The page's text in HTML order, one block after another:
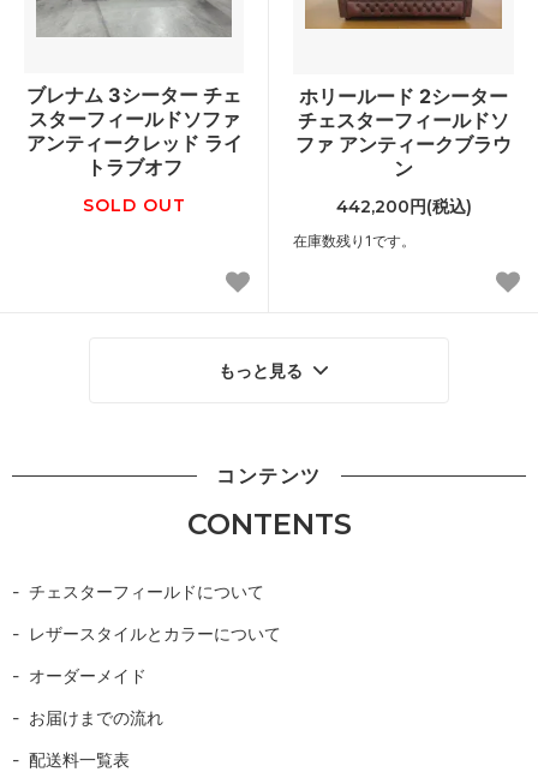
ブレナム 3シーター チェ
スターフィールドソファ
アンティークレッド ライ
トラブオフ
SOLD OUT
ホリールード 2シーター
チェスターフィールドソ
ファ アンティークブラウ
ン
442,200円(税込)
在庫数残り1です。
もっと見る
コンテンツ
CONTENTS
チェスターフィールドについて
レザースタイルとカラーについて
オーダーメイド
お届けまでの流れ
配送料一覧表